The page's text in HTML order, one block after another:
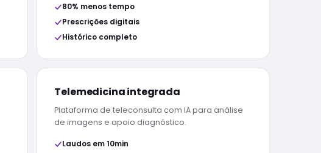
80% menos tempo
Prescrições digitais
Histórico completo
Telemedicina integrada
Plataforma de teleconsulta com IA para análise
de imagens e apoio diagnóstico.
Laudos em 10min